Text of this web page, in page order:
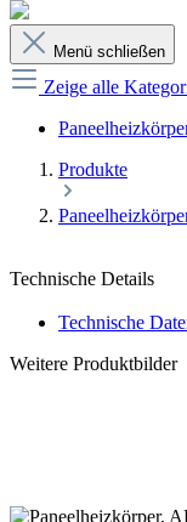
Menü schließen
Zeige alle
Produkte
Technische Details
Technische
Weitere Produktbilder